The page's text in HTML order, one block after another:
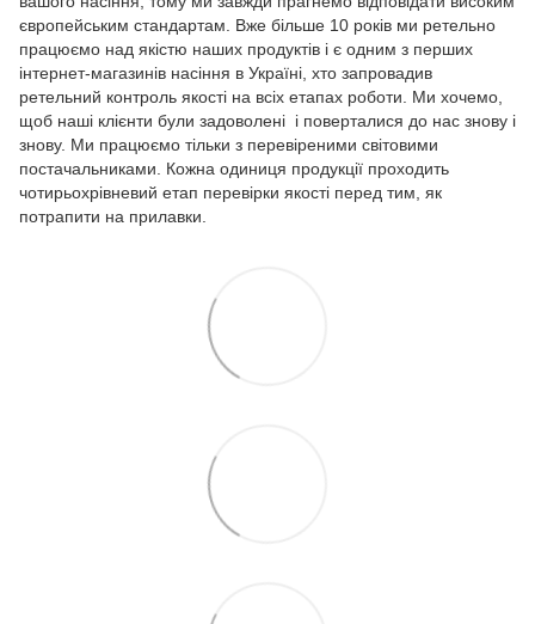
європейським стандартам. Вже більше 10 років ми ретельно
працюємо над якістю наших продуктів і є одним з перших
інтернет-магазинів насіння в Україні, хто запровадив
ретельний контроль якості на всіх етапах роботи. Ми хочемо,
щоб наші клієнти були задоволені і поверталися до нас знову і
знову. Ми працюємо тільки з перевіреними світовими
постачальниками. Кожна одиниця продукції проходить
чотирьохрівневий етап перевірки якості перед тим, як
потрапити на прилавки.